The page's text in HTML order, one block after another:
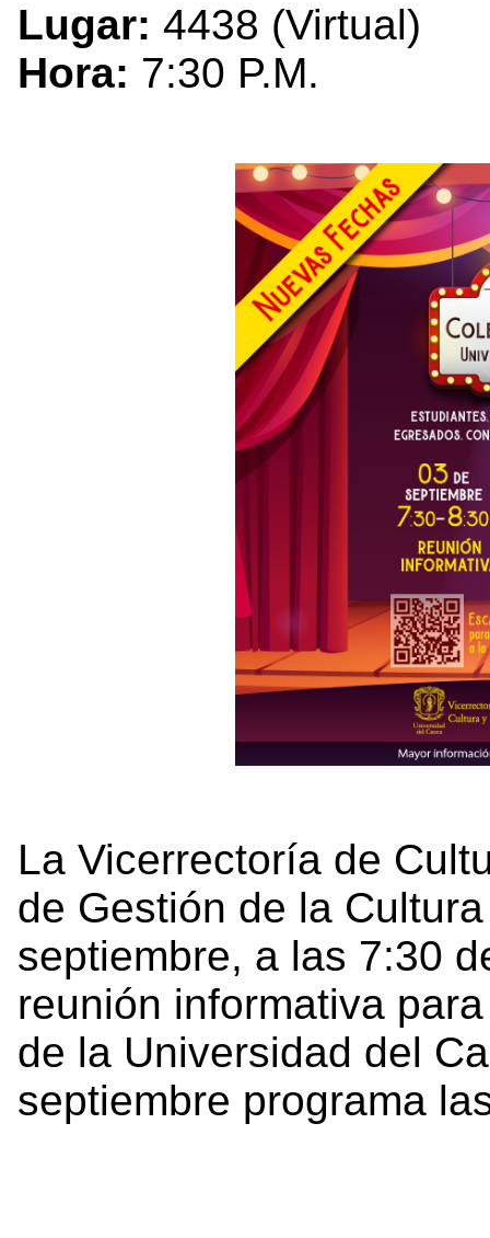
Lugar: 4438 (Virtual)
Hora: 7:30 P.M.
La Vicerrectoría de
de Gestión de la
septiembre, a las 7:30
reunión informativa
de la Universidad del
septiembre programa